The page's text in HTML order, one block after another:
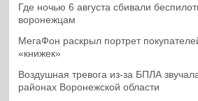
Где ночью 6 августа сбивали
воронежцам
МегаФон раскрыл портрет
«книжек»
Воздушная тревога из-за БПЛА
районах Воронежской области